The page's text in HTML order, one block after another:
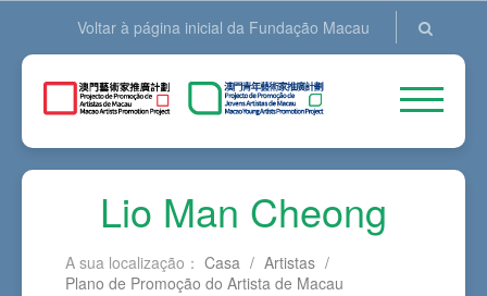
Voltar à página inicial da Fundação Macau
Lio Man Cheong
A sua localização： Casa / Artistas /
Plano de Promoção do Artista de Macau